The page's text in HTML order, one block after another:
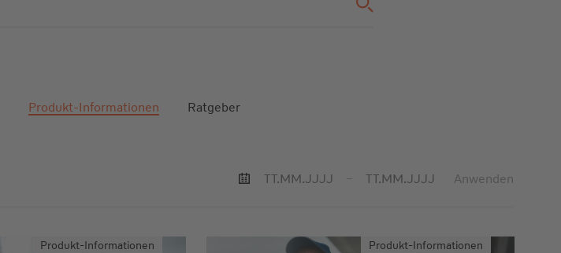
Produkt-Informationen Ratgeber
– Anwenden
Produkt-Informationen Produkt-Informationen